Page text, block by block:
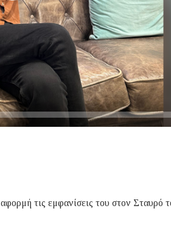
τις εμφανίσεις του στον Σταυρό